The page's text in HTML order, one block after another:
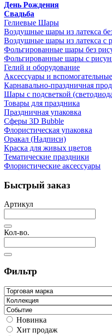
День Рождения
Свадьба
Гелиевые Шары
Воздушные шары из латекса
Воздушные шары из латекса с
Фольгированные шары без
Фольгированные шары с
Гелий и оборудование
Аксессуары и
Карнавально-праздничная
Шары с подсветкой
Товары для праздника
Праздничная упаковка
Сферы 3D Bubble
Флористическая упаковка
Оракал (Надписи)
Краска для живых цветов
Тематические праздники
Флористические аксессуары
Быстрый заказ
Артикул
Кол-во.
Фильтр
Новинка
Хит продаж